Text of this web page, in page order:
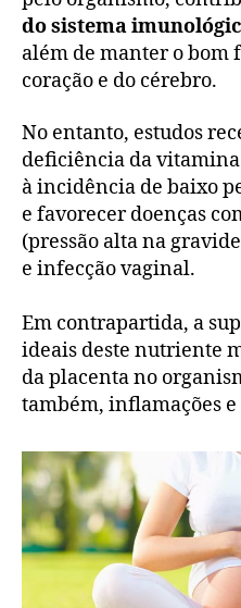
do sistema
além de manter o bom
coração e do cérebro.
No entanto, estudos
deficiência da
à incidência de baixo
e favorecer doenças
(pressão alta na
e infecção vaginal.
Em contrapartida, a
ideais deste nutriente
da placenta no
também, inflamações